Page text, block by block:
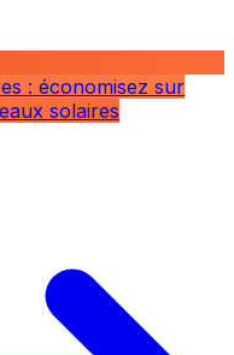
: économisez sur
solaires